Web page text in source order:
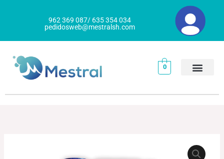
962 369 087/ 635 354 034
pedidosweb@mestralsh.com
0